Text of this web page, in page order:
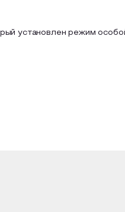
установлен режим